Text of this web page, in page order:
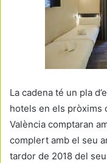
La cadena té un pla
hotels en els pròxims
València comptaran
complert amb el seu
tardor de 2018 del